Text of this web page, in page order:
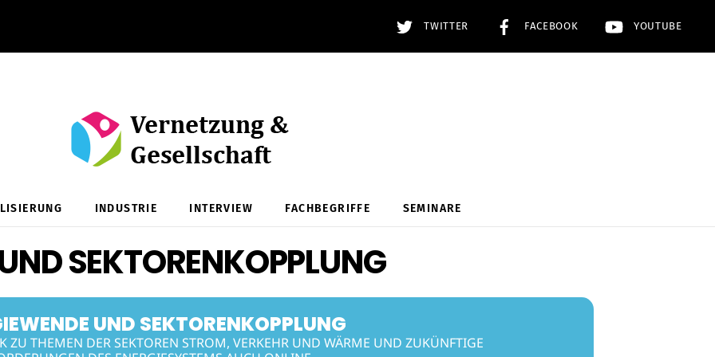
TWITTER FACEBOOK YOUTUBE
INDUSTRIE INTERVIEW FACHBEGRIFFE SEMINARE
SEKTORENKOPPLUNG
UND SEKTORENKOPPLUNG
ZU THEMEN DER SEKTOREN STROM, VERKEHR UND WÄRME UND ZUKÜNFTIGE